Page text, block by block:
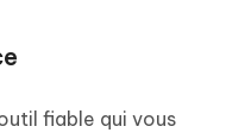
fiable qui vous